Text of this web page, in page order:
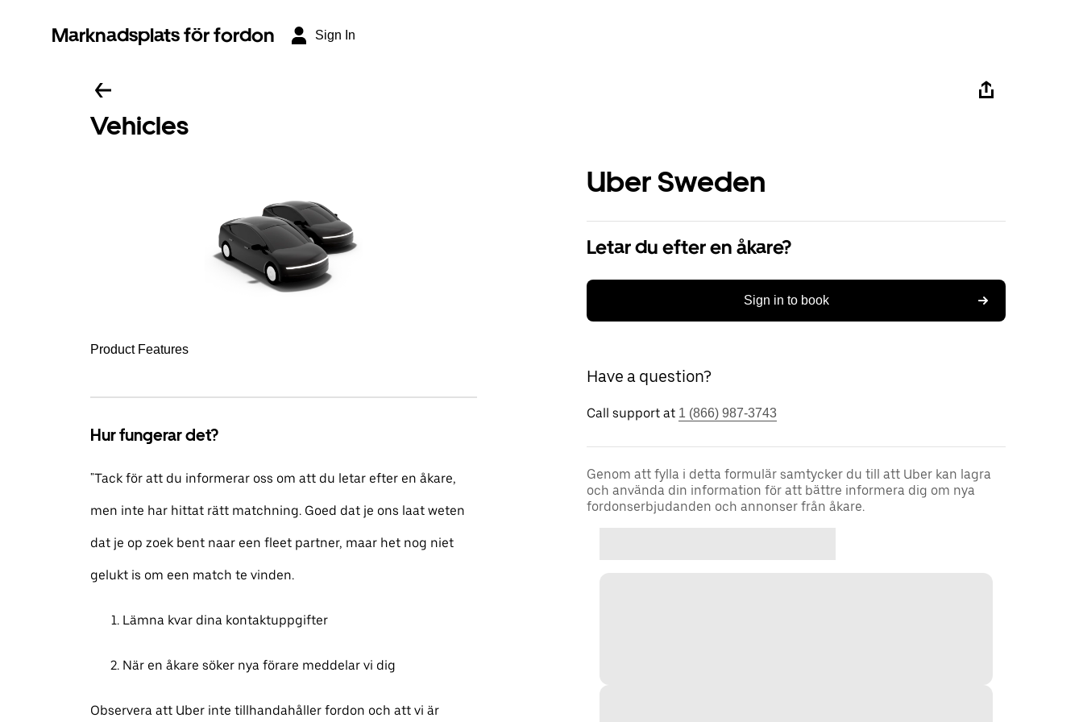
Marknadsplats för fordon Sign In
Vehicles
Product Features
Hur fungerar det?
"Tack för att du informerar oss om att du letar efter en åkare,
men inte har hittat rätt matchning. Goed dat je ons laat weten
dat je op zoek bent naar een fleet partner, maar het nog niet
gelukt is om een match te vinden.
Lämna kvar dina kontaktuppgifter
När en åkare söker nya förare meddelar vi dig
Observera att Uber inte tillhandahåller fordon och att vi är
Uber Sweden
Letar du efter en åkare?
Sign in to book
Have a question?
Call support at 1 (866) 987-3743
Genom att fylla i detta formulär samtycker du till att Uber kan lagra
och använda din information för att bättre informera dig om nya
fordonserbjudanden och annonser från åkare.